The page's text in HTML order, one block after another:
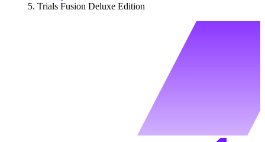
Trials Fusion Deluxe Edition